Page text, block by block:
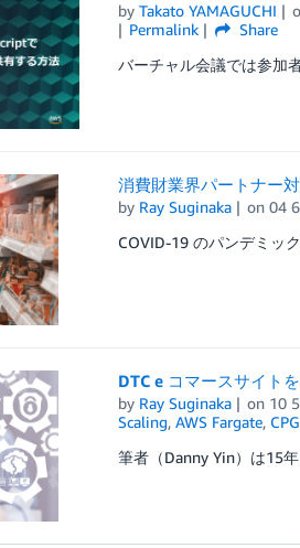
by Takato YAMAGUCHI
Permalink
Share
バーチャル会議では参加
消費財業界パートナー
by Ray Suginaka on04
COVID-19 のパンデミッ
DTC e コマースサイト
by Ray Suginaka on 10
Scaling, AWS Fargate, CPG
筆者（Danny Yin）は15